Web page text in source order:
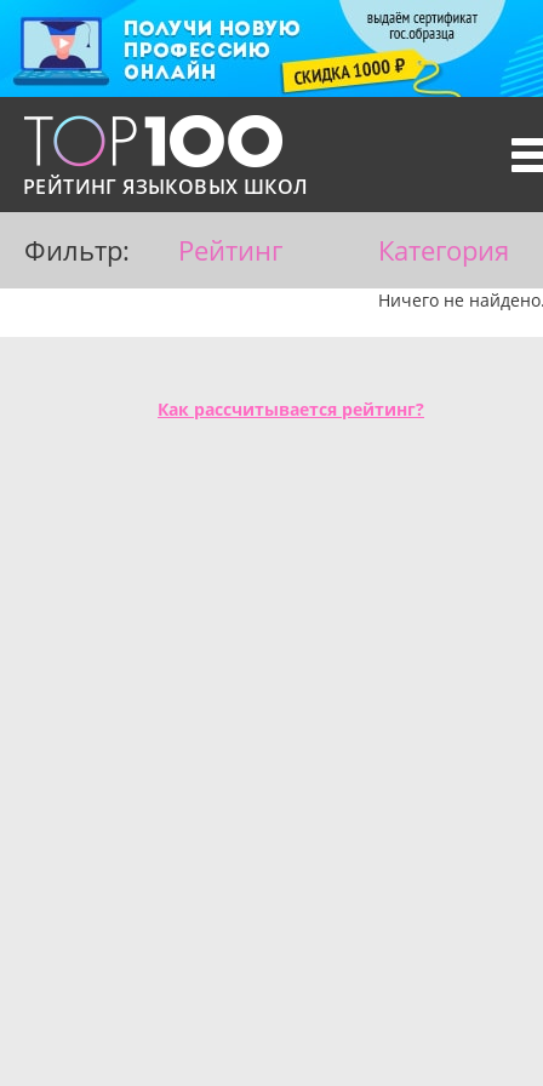
РЕЙТИНГ ЯЗЫКОВЫХ ШКОЛ
Фильтр: Рейтинг Категория
Ничего не
Как рассчитывается рейтинг?